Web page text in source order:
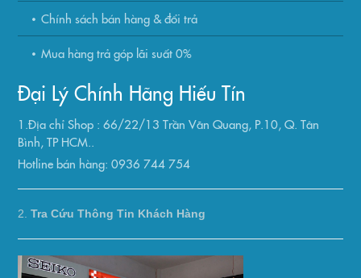
Chính sách bán hàng & đổi trả
Mua hàng trả góp lãi suất 0%
Đại Lý Chính Hãng Hiếu Tín
1.Địa chỉ Shop : 66/22/13 Trần Văn Quang, P.10, Q. Tân
Bình, TP HCM..
Hotline bán hàng: 0936 744 754
2.Tra Cứu Thông Tin Khách Hàng